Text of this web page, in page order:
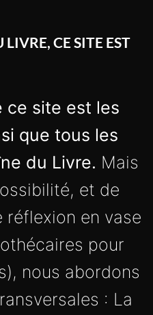
CE SITE EST
ce site est les
que tous les
du Livre. Mais
et de
réflexion en vase
pour
nous abordons
: La